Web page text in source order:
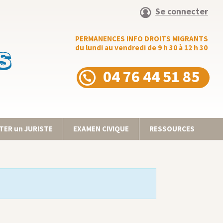
Se connecter
PERMANENCES INFO DROITS MIGRANTS
du lundi au vendredi de 9 h 30 à 12 h 30
04 76 44 51 85
un JURISTE EXAMEN CIVIQUE RESSOURCES